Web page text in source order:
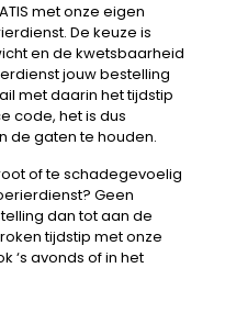
met onze eigen
De keuze is
en de kwetsbaarheid
jouw bestelling
met daarin het tijdstip
code, het is dus
de gaten te houden.
of te schadegevoelig
Geen
dan tot aan de
tijdstip met onze
‘s avonds of in het